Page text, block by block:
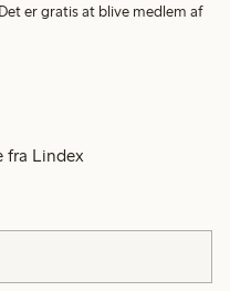
er gratis at blive medlem af
fra Lindex